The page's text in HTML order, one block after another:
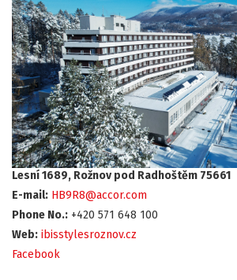
Lesní 1689, Rožnov pod Radhoštěm 75661
E-mail: HB9R8@accor.com
Phone No.: +420 571 648 100
Web: ibisstylesroznov.cz
Facebook